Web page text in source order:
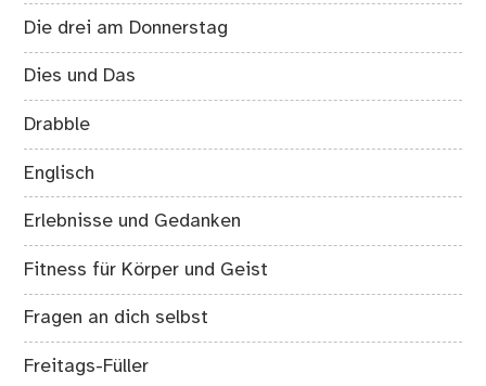
Die drei am Donnerstag
Dies und Das
Drabble
Englisch
Erlebnisse und Gedanken
Fitness für Körper und Geist
Fragen an dich selbst
Freitags-Füller